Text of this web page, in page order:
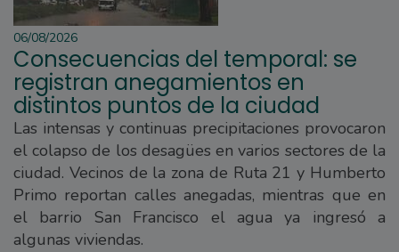
06/08/2026
Consecuencias del temporal: se
registran anegamientos en
distintos puntos de la ciudad
Las intensas y continuas precipitaciones provocaron
el colapso de los desagües en varios sectores de la
ciudad. Vecinos de la zona de Ruta 21 y Humberto
Primo reportan calles anegadas, mientras que en
el barrio San Francisco el agua ya ingresó a
algunas viviendas.